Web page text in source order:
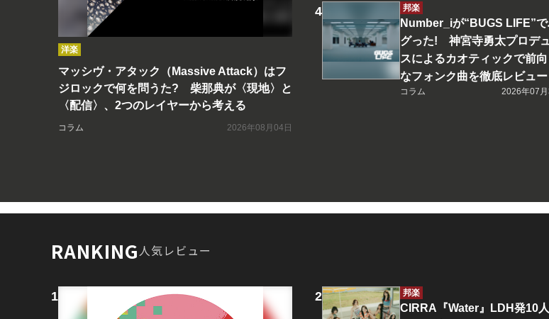
洋楽
マッシヴ・アタック（Massive Attack）はフ
ジロックで何を問うた? 柴那典が〈現地〉と
〈配信〉、2つのレイヤーから考える
コラム 2026年08月04日
邦楽
Number_iが“BUGS LIFE”
グった! 神宮寺勇太プロデ
スによるカオティックで前向
なフォンク曲を徹底レビュー
コラム 2026年07月
RANKING人気レビュー
邦楽
CIRRA『Water』LDH発10